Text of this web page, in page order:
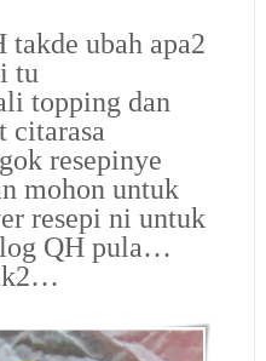
ubah apa2
tu
topping dan
citarasa
resepinye
mohon untuk
resepi ni untuk
QH pula…